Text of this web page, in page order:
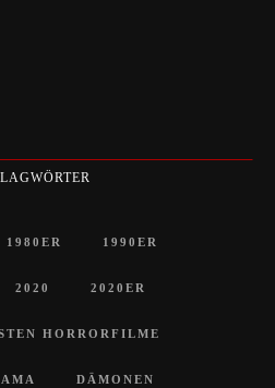
1980ER 1990ER
2020 2020ER
HORRORFILME
DÄMONEN